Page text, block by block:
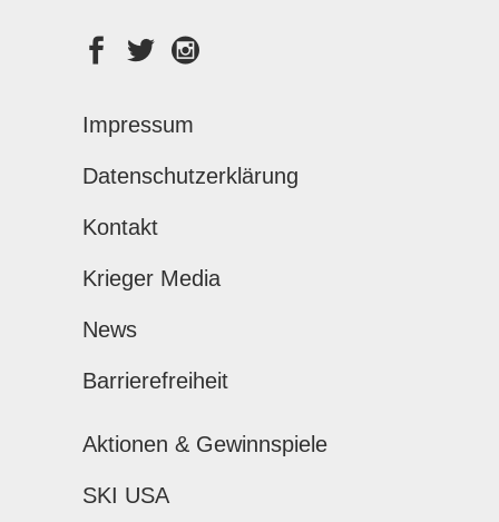
Impressum
Datenschutzerklärung
Kontakt
Krieger Media
News
Barrierefreiheit
Aktionen & Gewinnspiele
SKI USA